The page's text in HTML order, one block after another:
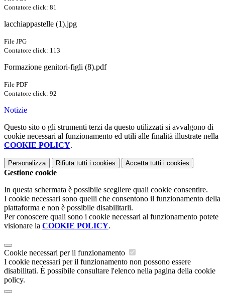
Contatore click: 81
lacchiappastelle (1).jpg
File JPG
Contatore click: 113
Formazione genitori-figli (8).pdf
File PDF
Contatore click: 92
Notizie
Questo sito o gli strumenti terzi da questo utilizzati si avvalgono di
cookie necessari al funzionamento ed utili alle finalità illustrate nella
COOKIE POLICY.
Personalizza Rifiuta tutti i cookies Accetta tutti i cookies
Gestione cookie
In questa schermata è possibile scegliere quali cookie consentire.
I cookie necessari sono quelli che consentono il funzionamento della
piattaforma e non è possibile disabilitarli.
Per conoscere quali sono i cookie necessari al funzionamento potete
visionare la COOKIE POLICY.
Cookie necessari per il funzionamento
I cookie necessari per il funzionamento non possono essere
disabilitati. È possibile consultare l'elenco nella pagina della cookie
policy.